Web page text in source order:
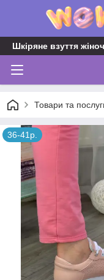
Шкіряне взуття
Товари та
36-41р.